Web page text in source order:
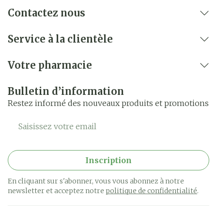
Contactez nous
Service à la clientèle
Votre pharmacie
Bulletin d’information
Restez informé des nouveaux produits et promotions
Adresse mail
Inscription
En cliquant sur s'abonner, vous vous abonnez à notre
newsletter et acceptez notre politique de confidentialité.